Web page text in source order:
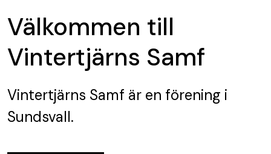
Välkommen till
Vintertjärns Samf
Vintertjärns Samf är en förening i
Sundsvall.